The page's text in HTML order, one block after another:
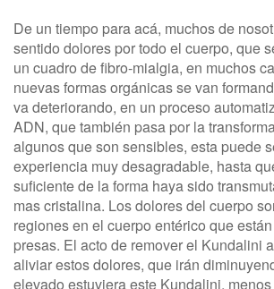
De un tiempo para acá, muchos de
sentido dolores por todo el cuerpo, que
un cuadro de fibro-mialgia, en muchos
nuevas formas orgánicas se van
va deteriorando, en un proceso
ADN, que también pasa por la
algunos que son sensibles, esta puede
experiencia muy desagradable, hasta
suficiente de la forma haya sido
mas cristalina. Los dolores del cuerpo
regiones en el cuerpo entérico que
presas. El acto de remover el Kundalini
aliviar estos dolores, que irán
elevado estuviera este Kundalini,